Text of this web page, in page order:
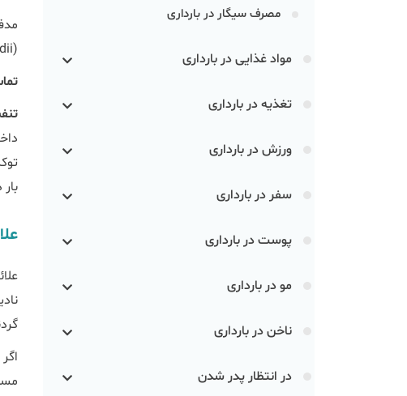
مصرف سیگار در بارداری
مواد غذایی در بارداری
تغذیه در بارداری
ورزش در بارداری
سفر در بارداری
پوست در بارداری
مو در بارداری
ناخن در بارداری
در انتظار پدر شدن
(Toxoplasma gondii) باشد. این انگل می‌تواند به دو طریق به انسان منتقل شود:
بار